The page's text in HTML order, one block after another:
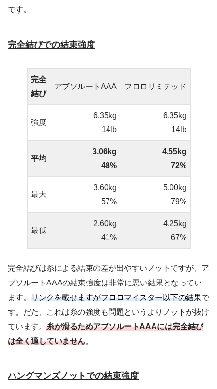
です。
完全結びでの結束強度
完全
結び
アブソルートAAA フロロリミテッド
強度
6.35kg
14lb
6.35kg
14lb
平均
3.06kg
48%
4.55kg
72%
最大
3.60kg
57%
5.00kg
79%
最低
2.60kg
41%
4.25kg
67%
完全結びは糸による結束の差が出やすいノットですが、ア
ブソルートAAAの結束強度は非常に悪い結果となってい
ます。 リンクを載せますがフロロマイスター以下の結果で
す。だた、これは糸の強度も問題というよりノットが抜け
ています。 糸が滑るためアブソルートAAAには完全結び
は全く適していません。
ハングマンズノットでの結束強度